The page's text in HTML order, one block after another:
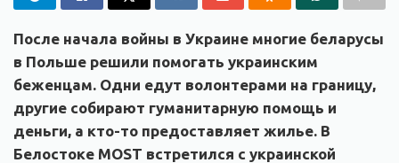
После начала войны в Украине многие беларусы
в Польше решили помогать украинским
беженцам. Одни едут волонтерами на границу,
другие собирают гуманитарную помощь и
деньги, а кто-то предоставляет жилье. В
Белостоке MOST встретился с украинской